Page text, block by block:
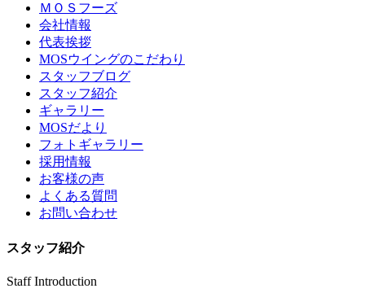
ＭＯＳフーズ
会社情報
代表挨拶
MOSウイングのこだわり
スタッフブログ
スタッフ紹介
ギャラリー
MOSだより
フォトギャラリー
採用情報
お客様の声
よくある質問
お問い合わせ
スタッフ紹介
Staff Introduction